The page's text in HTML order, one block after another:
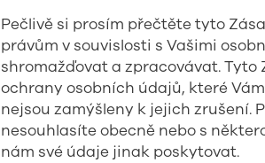
Pečlivě si prosím přečtěte tyto
právům v souvislosti s Vašimi
shromažďovat a zpracovávat.
ochrany osobních údajů, které
nejsou zamýšleny k jejich zrušení.
nesouhlasíte obecně nebo s
nám své údaje jinak poskytovat.